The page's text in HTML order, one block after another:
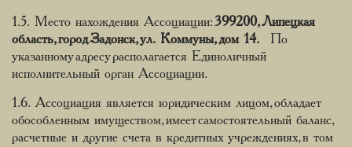
1.5. Место нахождения Ассоциации: 399200, Липецкая
область, город Задонск, ул. Коммуны, дом 14.
По
указанному адресу располагается Единоличный
исполнительный орган Ассоциации.
1.6. Ассоциация является юридическим лицом, обладает
обособленным имуществом, имеет самостоятельный баланс,
расчетные и другие счета в кредитных учреждениях, в том